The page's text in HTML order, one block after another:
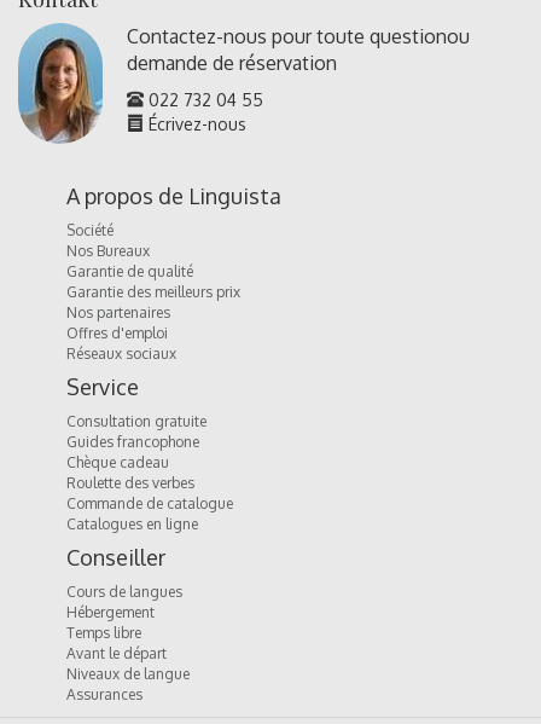
Contactez-nous pour toute questionou
demande de réservation
022 732 04 55
Écrivez-nous
A propos de Linguista
Société
Nos Bureaux
Garantie de qualité
Garantie des meilleurs prix
Nos partenaires
Offres d'emploi
Réseaux sociaux
Service
Consultation gratuite
Guides francophone
Chèque cadeau
Roulette des verbes
Commande de catalogue
Catalogues en ligne
Conseiller
Cours de langues
Hébergement
Temps libre
Avant le départ
Niveaux de langue
Assurances